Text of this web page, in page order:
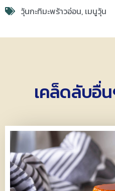
วุ้นกะทิมะพร้าวอ่อน, เมนูวุ้น
เคล็ดลับอื่